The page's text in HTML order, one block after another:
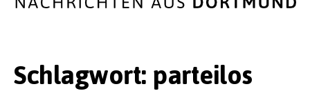
Schlagwort: parteilos